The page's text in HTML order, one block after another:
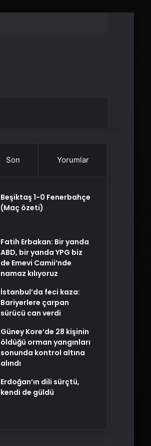
Son Yorumlar
Beşiktaş 1-0 Fenerbahçe
(Maç özeti)
Fatih Erbakan: Bir yanda
ABD, bir yanda YPG biz
de Emevi Camii’nde
namaz kılıyoruz
İstanbul’da feci kaza:
Bariyerlere çarpan
sürücü can verdi
Güney Kore’de 28 kişinin
öldüğü orman yangınları
sonunda kontrol altına
alındı
Erdoğan’ın dili sürçtü,
kendi de güldü